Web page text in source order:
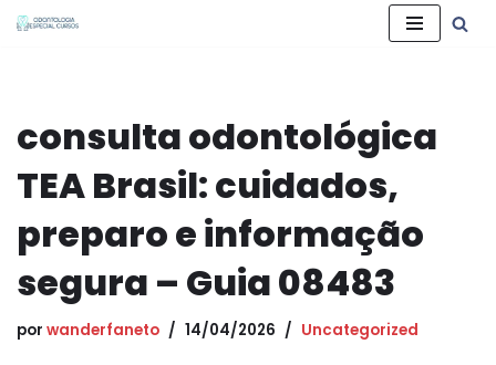
conteúdo
consulta odontológica
TEA Brasil: cuidados,
preparo e informação
segura – Guia 08483
por wanderfaneto 14/04/2026 Uncategorized